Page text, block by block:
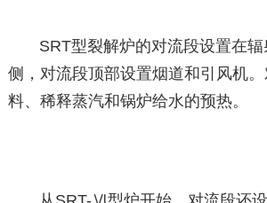
SRT型裂解炉的对流段设置在
侧，对流段顶部设置烟道和引风机
料、稀释蒸汽和锅炉给水的预热。